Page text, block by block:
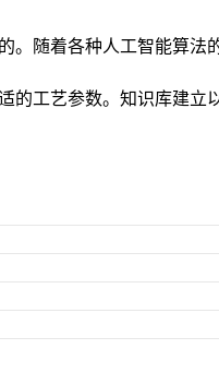
随着各种人工智能算
工艺参数。知识库建